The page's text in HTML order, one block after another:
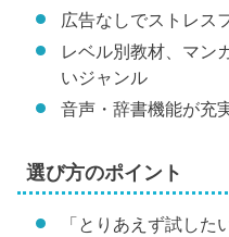
広告なしでストレス
レベル別教材、マン
いジャンル
音声・辞書機能が充
選び方のポイント
「とりあえず試し